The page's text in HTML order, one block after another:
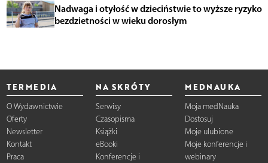
Nadwaga i otyłość w dzieciństwie to wyższe ryzyko
bezdzietności w wieku dorosłym
TERMEDIA
O Wydawnictwie
Oferty
Newsletter
Kontakt
Praca
NA SKRÓTY
Serwisy
Czasopisma
Książki
eBooki
Konferencje i
MEDNAUKA
Moja medNauka
Dostosuj
Moje ulubione
Moje konferencje i
webinary